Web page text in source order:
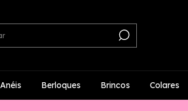
Anéis Berloques Brincos Colares